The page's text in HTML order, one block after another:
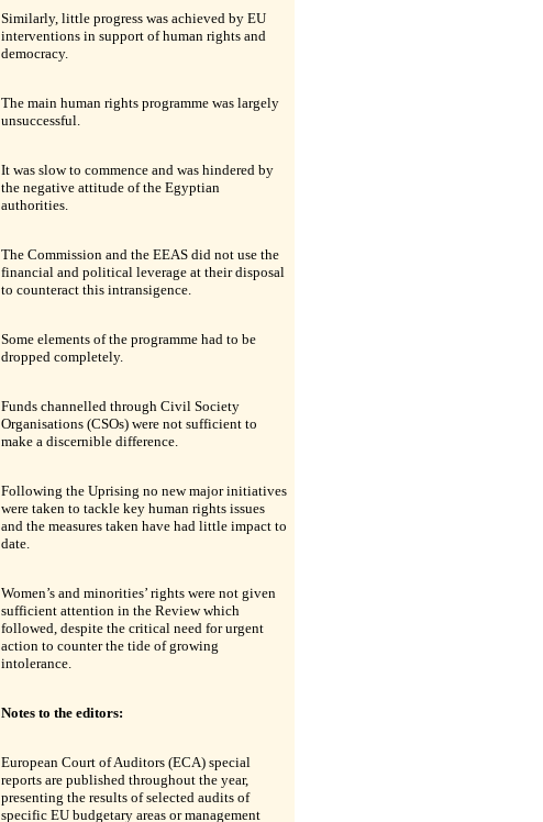
Similarly, little progress was achieved by EU
interventions in support of human rights and
democracy.
The main human rights programme was largely
unsuccessful.
It was slow to commence and was hindered by
the negative attitude of the Egyptian
authorities.
The Commission and the EEAS did not use the
financial and political leverage at their disposal
to counteract this intransigence.
Some elements of the programme had to be
dropped completely.
Funds channelled through Civil Society
Organisations (CSOs) were not sufficient to
make a discernible difference.
Following the Uprising no new major initiatives
were taken to tackle key human rights issues
and the measures taken have had little impact to
date.
Women’s and minorities’ rights were not given
sufficient attention in the Review which
followed, despite the critical need for urgent
action to counter the tide of growing
intolerance.
Notes to the editors:
European Court of Auditors (ECA) special
reports are published throughout the year,
presenting the results of selected audits of
specific EU budgetary areas or management